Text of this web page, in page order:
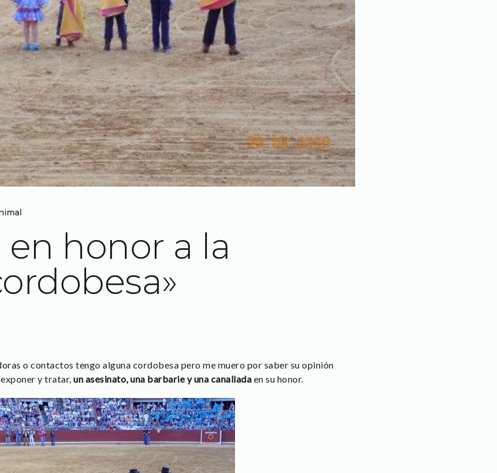
honor a la
o contactos tengo alguna cordobesa pero me muero por saber su opinión
y tratar, un asesinato, una barbarie y una canallada en su honor.